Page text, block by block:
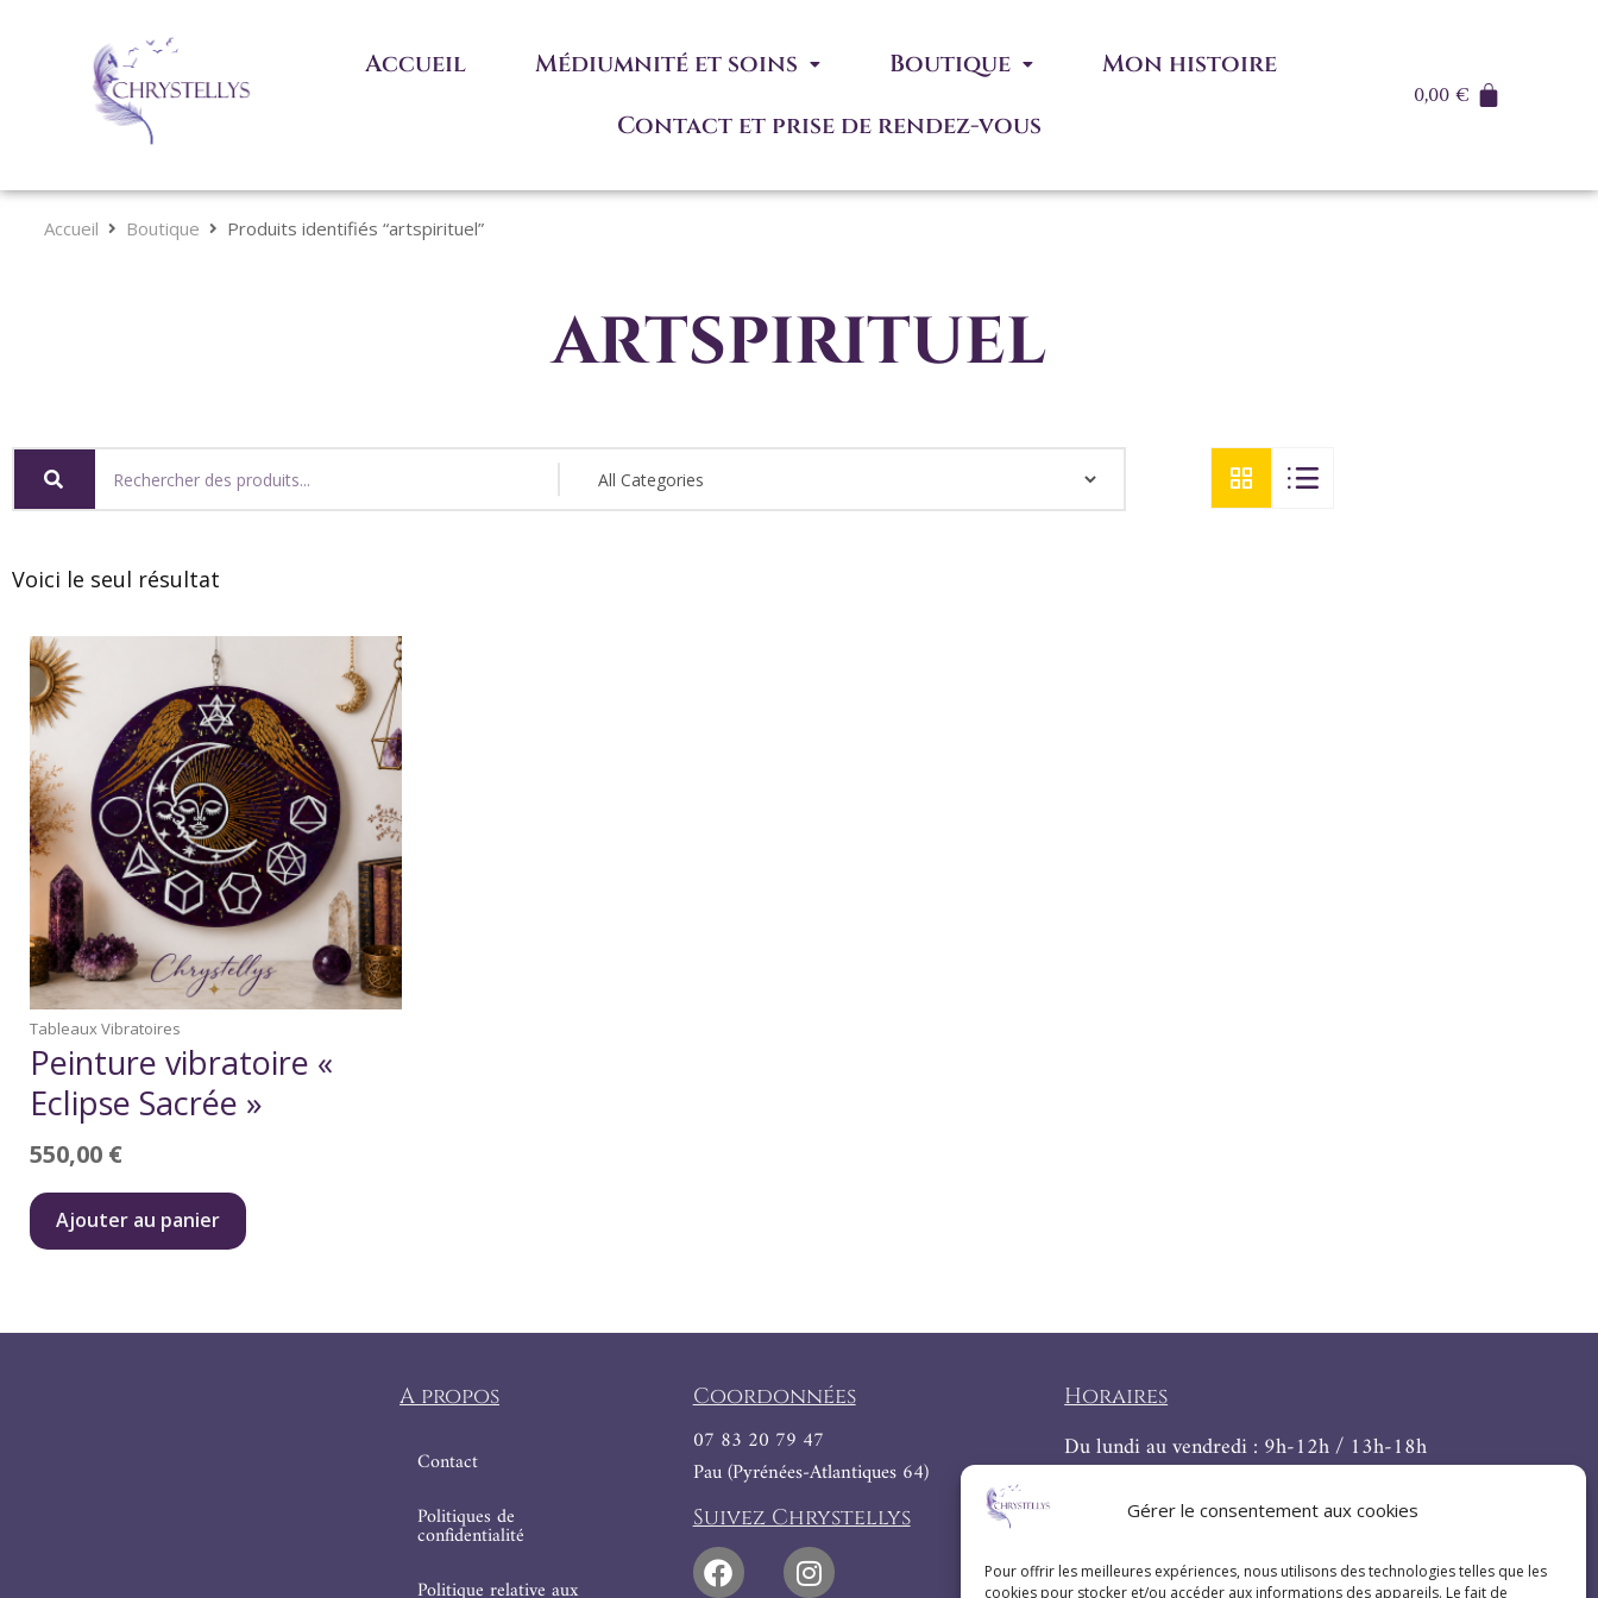
Gérer le consentement aux cookies
Pour offrir les meilleures expériences, nous utilisons des technologies telles que les
cookies pour stocker et/ou accéder aux informations des appareils. Le fait de
Accueil Médiumnité et soins Boutique
Mon histoire
Contact et prise de rendez-vous
0,00€
Accueil Boutique Produits identifiés “artspirituel”
artspirituel
Voici le seul résultat
Tableaux Vibratoires
Peinture vibratoire «
Eclipse Sacrée »
550,00 €
Ajouter au panier
A propos
Contact
Politiques de
confidentialité
Politique relative aux
Coordonnées
07 83 20 79 47
Pau (Pyrénées-Atlantiques 64)
Suivez Chrystellys
Horaires
Du lundi au vendredi : 9h-12h / 13h-18h
Le samedi : 9h-12h